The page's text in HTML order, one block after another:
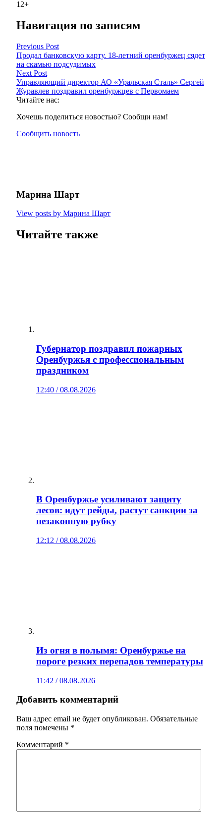
12+
Навигация по записям
Previous Post
Продал банковскую карту. 18-летний оренбуржец сядет
на скамью подсудимых
Next Post
Управляющий директор АО «Уральская Сталь» Сергей
Журавлев поздравил оренбуржцев с Первомаем
Читайте нас:
Хочешь поделиться новостью? Сообщи нам!
Сообщить новость
Марина Шарт
View posts by Марина Шарт
Читайте также
Губернатор поздравил пожарных
Оренбуржья с профессиональным
праздником
12:40 / 08.08.2026
В Оренбуржье усиливают защиту
лесов: идут рейды, растут санкции за
незаконную рубку
12:12 / 08.08.2026
Из огня в полымя: Оренбуржье на
пороге резких перепадов температуры
11:42 / 08.08.2026
Добавить комментарий
Ваш адрес email не будет опубликован. Обязательные
поля помечены *
Комментарий *